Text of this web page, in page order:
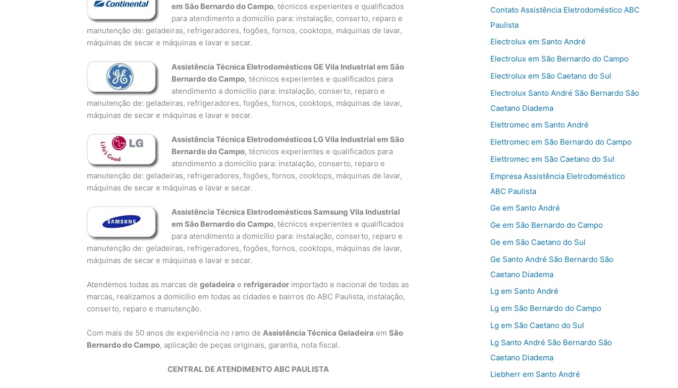
em São Bernardo do Campo, técnicos experientes e qualificados
para atendimento a domicílio para: instalação, conserto, reparo e
manutenção de: geladeiras, refrigeradores, fogões, fornos, cooktops, máquinas de lavar,
máquinas de secar e máquinas e lavar e secar.
Assistência Técnica Eletrodomésticos GE Vila Industrial em São
Bernardo do Campo, técnicos experientes e qualificados para
atendimento a domicílio para: instalação, conserto, reparo e
manutenção de: geladeiras, refrigeradores, fogões, fornos, cooktops, máquinas de lavar,
máquinas de secar e máquinas e lavar e secar.
Assistência Técnica Eletrodomésticos LG Vila Industrial em São
Bernardo do Campo, técnicos experientes e qualificados para
atendimento a domicílio para: instalação, conserto, reparo e
manutenção de: geladeiras, refrigeradores, fogões, fornos, cooktops, máquinas de lavar,
máquinas de secar e máquinas e lavar e secar.
Assistência Técnica Eletrodomésticos Samsung Vila Industrial
em São Bernardo do Campo, técnicos experientes e qualificados
para atendimento a domicílio para: instalação, conserto, reparo e
manutenção de: geladeiras, refrigeradores, fogões, fornos, cooktops, máquinas de lavar,
máquinas de secar e máquinas e lavar e secar.
Atendemos todas as marcas degeladeira e refrigerador importado e nacional de todas as
marcas, realizamos a domicílio em todas as cidades e bairros do ABC Paulista, instalação,
conserto, reparo e manutenção.
Com mais de 50 anos de experiência no ramo deAssistência Técnica Geladeira emSão
Bernardo do Campo, aplicação de peças originais, garantia, nota fiscal.
CENTRAL DE ATENDIMENTO ABC PAULISTA
Contato Assistência Eletrodoméstico ABC
Paulista
Electrolux em Santo André
Electrolux em São Bernardo do Campo
Electrolux em São Caetano do Sul
Electrolux Santo André São Bernardo São
Caetano Diadema
Elettromec em Santo André
Elettromec em São Bernardo do Campo
Elettromec em São Caetano do Sul
Empresa Assistência Eletrodoméstico
ABC Paulista
Ge em Santo André
Ge em São Bernardo do Campo
Ge em São Caetano do Sul
Ge Santo André São Bernardo São
Caetano Diadema
Lg em Santo André
Lg em São Bernardo do Campo
Lg em São Caetano do Sul
Lg Santo André São Bernardo São
Caetano Diadema
Liebherr em Santo André